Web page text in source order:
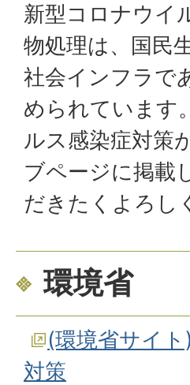
新型コロナウイ
物処理は、国民
社会インフラで
められています
ルス感染症対策
ブページに掲載
だきたくよろし
環境省
(環境省サイ
対策